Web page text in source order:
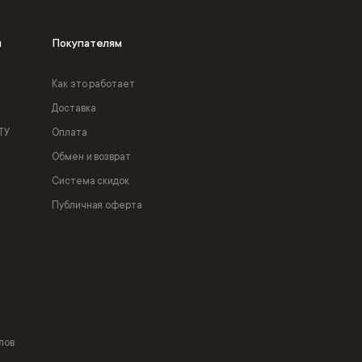
Покупателям
Как это работает
Доставка
Оплата
Обмен и возврат
Система скидок
Публичная оферта